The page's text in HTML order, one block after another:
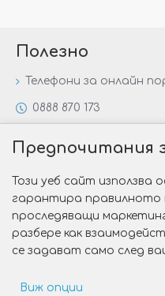
Полезно
Телефони за онлайн
0888 870 173
Специални
Защо да изберете
Как да изберем
Предпочитания
Този уеб сайт използва
гарантира правилното
проследяващи
разбере как
се задават само след
Виж опции